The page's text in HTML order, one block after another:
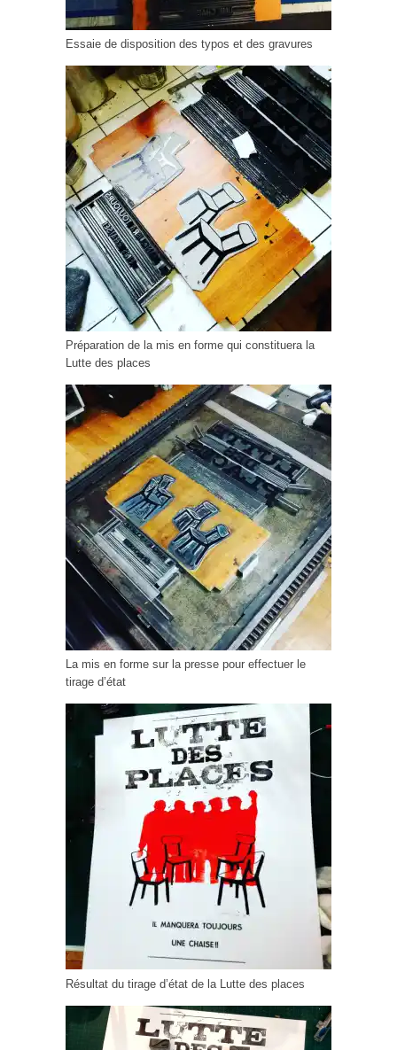
Essaie de disposition des typos et des gravures
Préparation de la mis en forme qui constituera la
Lutte des places
La mis en forme sur la presse pour effectuer le
tirage d’état
Résultat du tirage d’état de la Lutte des places